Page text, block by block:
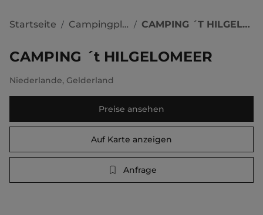
Startseite / Campingplätze / CAMPING ´t HILGELOMEER
CAMPING ´t HILGELOMEER
Niederlande, Gelderland
Preise ansehen
Auf Karte anzeigen
Anfrage